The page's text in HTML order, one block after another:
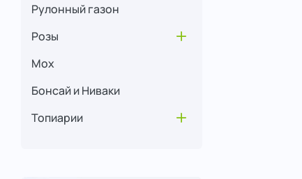
Рулонный газон
Розы
Открыть меню
Мох
Бонсай и Ниваки
Топиарии
Открыть меню